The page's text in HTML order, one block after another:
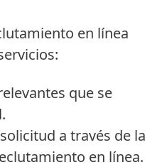
en línea
que se
a través de la
en línea.